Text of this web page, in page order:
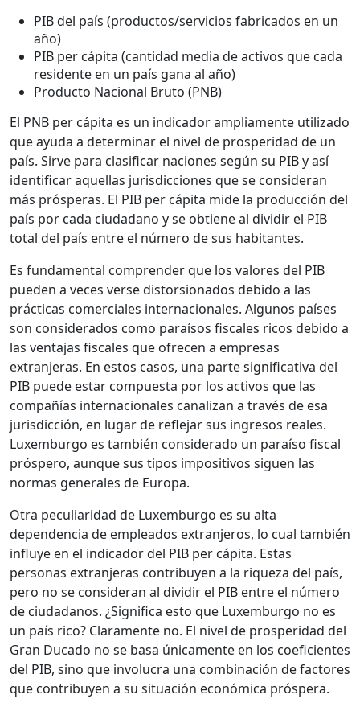
PIB del país (productos/servicios fabricados en un
año)
PIB per cápita (cantidad media de activos que cada
residente en un país gana al año)
Producto Nacional Bruto (PNB)
El PNB per cápita es un indicador ampliamente utilizado
que ayuda a determinar el nivel de prosperidad de un
país. Sirve para clasificar naciones según su PIB y así
identificar aquellas jurisdicciones que se consideran
más prósperas. El PIB per cápita mide la producción del
país por cada ciudadano y se obtiene al dividir el PIB
total del país entre el número de sus habitantes.
Es fundamental comprender que los valores del PIB
pueden a veces verse distorsionados debido a las
prácticas comerciales internacionales. Algunos países
son considerados como paraísos fiscales ricos debido a
las ventajas fiscales que ofrecen a empresas
extranjeras. En estos casos, una parte significativa del
PIB puede estar compuesta por los activos que las
compañías internacionales canalizan a través de esa
jurisdicción, en lugar de reflejar sus ingresos reales.
Luxemburgo es también considerado un paraíso fiscal
próspero, aunque sus tipos impositivos siguen las
normas generales de Europa.
Otra peculiaridad de Luxemburgo es su alta
dependencia de empleados extranjeros, lo cual también
influye en el indicador del PIB per cápita. Estas
personas extranjeras contribuyen a la riqueza del país,
pero no se consideran al dividir el PIB entre el número
de ciudadanos. ¿Significa esto que Luxemburgo no es
un país rico? Claramente no. El nivel de prosperidad del
Gran Ducado no se basa únicamente en los coeficientes
del PIB, sino que involucra una combinación de factores
que contribuyen a su situación económica próspera.